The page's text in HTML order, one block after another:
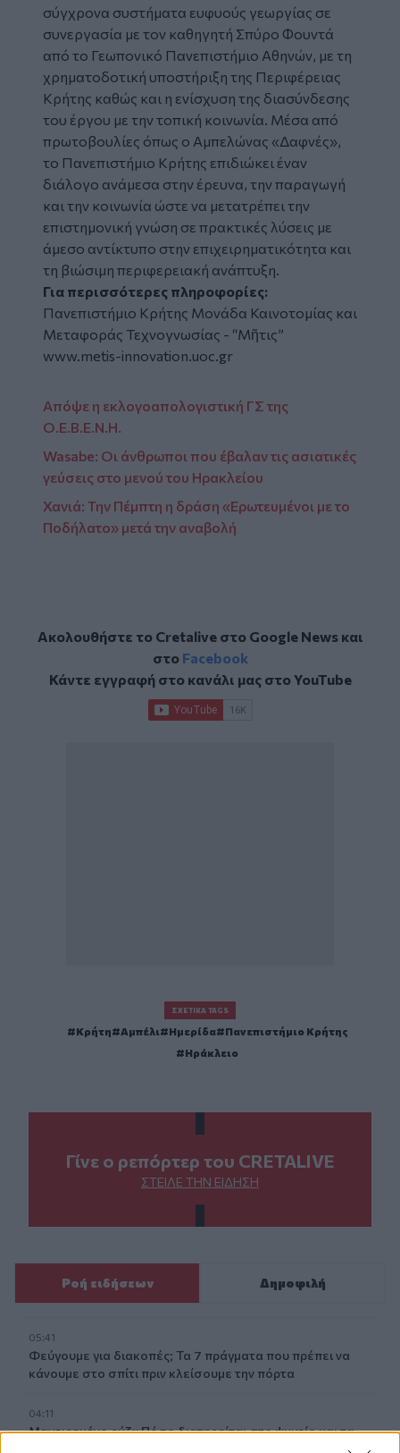
σύγχρονα συστήματα ευφυούς γεωργίας σε
συνεργασία με τον καθηγητή Σπύρο Φουντά
από το Γεωπονικό Πανεπιστήμιο Αθηνών, με τη
χρηματοδοτική υποστήριξη της Περιφέρειας
Κρήτης καθώς και η ενίσχυση της διασύνδεσης
του έργου με την τοπική κοινωνία. Μέσα από
πρωτοβουλίες όπως ο Αμπελώνας «Δαφνές»,
το Πανεπιστήμιο Κρήτης επιδιώκει έναν
διάλογο ανάμεσα στην έρευνα, την παραγωγή
και την κοινωνία ώστε να μετατρέπει την
επιστημονική γνώση σε πρακτικές λύσεις με
άμεσο αντίκτυπο στην επιχειρηματικότητα και
τη βιώσιμη περιφερειακή ανάπτυξη.
Για περισσότερες πληροφορίες:
Πανεπιστήμιο Κρήτης Μονάδα Καινοτομίας και
Μεταφοράς Τεχνογνωσίας - “Μῆτις”
www.metis-innovation.uoc.gr
Απόψε η εκλογοαπολογιστική ΓΣ της
Ο.Ε.Β.Ε.Ν.Η.
Wasabe: Οι άνθρωποι που έβαλαν τις ασιατικές
γεύσεις στο μενού του Ηρακλείου
Χανιά: Την Πέμπτη η δράση «Ερωτευμένοι με το
Ποδήλατο» μετά την αναβολή
Ακολουθήστε το Cretalive στο Google Newsκαι
στο Facebook
Κάντε εγγραφή στο κανάλι μας στοYouTube
ΣΧΕΤΙΚΆ TAGS
Κρήτη Αμπέλι Ημερίδα
Πανεπιστήμιο Κρήτης
Ηράκλειο
Γίνε ο ρεπόρτερ του CRETALIVE
ΣΤΕΊΛΕ ΤΗΝ ΕΊΔΗΣΗ
Ροή ειδήσεων Δημοφιλή
05:41
Φεύγουμε για διακοπές; Τα 7 πράγματα που πρέπει να
κάνουμε στο σπίτι πριν κλείσουμε την πόρτα
04:11
Μαγειρεμένο ρύζι: Πόσο διατηρείται στο ψυγείο και τα